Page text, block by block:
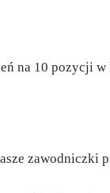
na 10 pozycji w